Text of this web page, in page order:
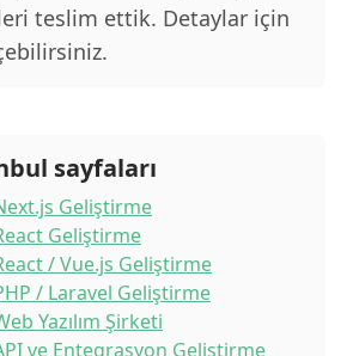
teslim ettik. Detaylar için
sayfaları
Geliştirme
Geliştirme
/ Vue.js Geliştirme
/ Laravel Geliştirme
Yazılım Şirketi
ve Entegrasyon Geliştirme